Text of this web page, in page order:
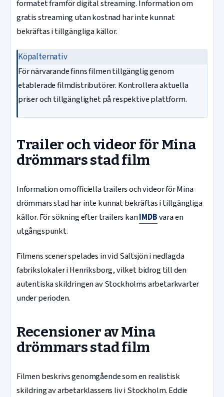
formatet framför digital streaming. Information om
gratis streaming utan kostnad har inte kunnat
bekräftas i tillgängliga källor.
Köpalternativ
För närvarande finns filmen tillgänglig genom
etablerade filmdistributörer. Kontrollera aktuella
priser och tillgänglighet på respektive plattform.
Trailer och videor för Mina
drömmars stad film
Information om officiella trailers och videor för Mina
drömmars stad har inte kunnat bekräftas i tillgängliga
källor. För sökning efter trailers kanIMDBvara en
utgångspunkt.
Filmens scener spelades in vid Saltsjön i nedlagda
fabrikslokaler i Henriksborg, vilket bidrog till den
autentiska skildringen av Stockholms arbetarkvarter
under perioden.
Recensioner av Mina
drömmars stad film
Filmen beskrivs genomgående som en realistisk
skildring av arbetarklassens liv i Stockholm. Eddie